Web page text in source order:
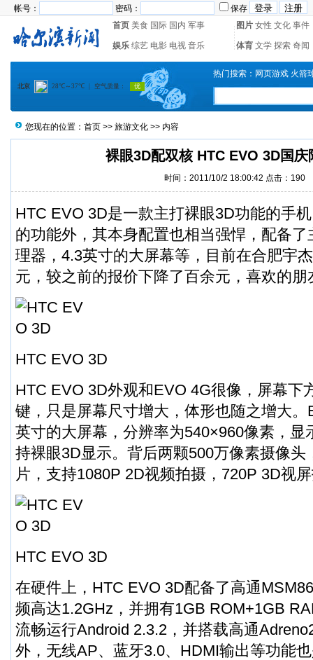
帐号： 密码：
保存
首页 美食 国际 国内 军事 图片 女性 文化 事件
娱乐 综艺 电影 电视 音乐 体育 文学 探索 奇闻
热门搜索： 网页游戏 火箭
您现在的位置： 首页 >> 旅游文化 >> 内容
裸眼3D配双核 HTC EVO 3D国庆
时间：2011/10/2 18:00:42 点击： 190
HTC EVO 3D是一款主打裸眼3D功能的手
的功能外，其本身配置也相当强悍，配备
理器，4.3英寸的大屏幕等，目前在合肥宇
元，较之前的报价下降了百余元，喜欢的
HTC EVO 3D
HTC EVO 3D外观和EVO 4G很像，屏幕下
键，只是屏幕尺寸增大，体形也随之增大
英寸的大屏幕，分辨率为540×960像素，显
持裸眼3D显示。背后两颗500万像素摄像头
片，支持1080P 2D视频拍摄，720P 3D视
HTC EVO 3D
在硬件上，HTC EVO 3D配备了高通
频高达1.2GHz，并拥有1GB ROM+1GB
流畅运行Android 2.3.2，并搭载高通
外，无线AP、蓝牙3.0、HDMI输出等功能